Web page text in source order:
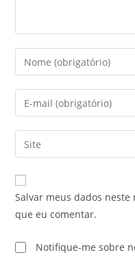
Salvar meus dados
que eu comentar.
Notifique-me sobre